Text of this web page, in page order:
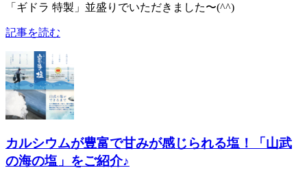
「ギドラ 特製」並盛りでいただきました〜(^^)
記事を読む
カルシウムが豊富で甘みが感じられる塩！「山武
の海の塩」をご紹介♪